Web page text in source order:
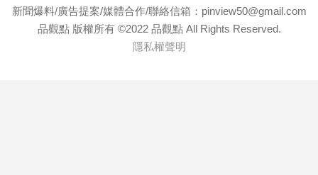
新聞爆料/廣告提案/媒體合作/聯絡信箱：pinview50@gmail.com
品觀點 版權所有 ©2022 品觀點 All Rights Reserved.
隱私權聲明